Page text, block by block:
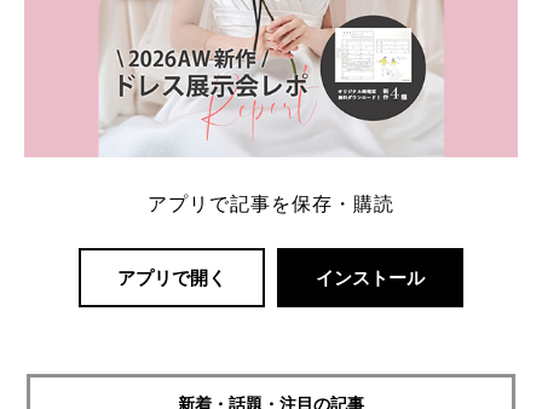
アプリで記事を保存・購読
アプリで開く インストール
新着・話題・注目の記事